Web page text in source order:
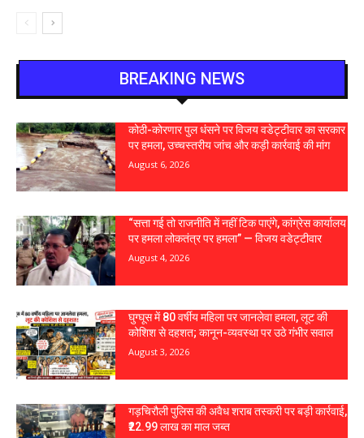
BREAKING NEWS
कोठी-कोरणार पुल धंसने पर विजय वडेट्टीवार का सरकार
पर हमला, उच्चस्तरीय जांच और कड़ी कार्रवाई की मांग
August 6, 2026
“सत्ता गई तो राजनीति में नहीं टिक पाएंगे, कांग्रेस कार्यालय
पर हमला लोकतंत्र पर हमला” — विजय वडेट्टीवार
August 4, 2026
घुग्घूस में 80 वर्षीय महिला पर जानलेवा हमला, लूट की
कोशिश से दहशत; कानून-व्यवस्था पर उठे गंभीर सवाल
August 3, 2026
गड़चिरौली पुलिस की अवैध शराब तस्करी पर बड़ी कार्रवाई,
₹22.99 लाख का माल जब्त